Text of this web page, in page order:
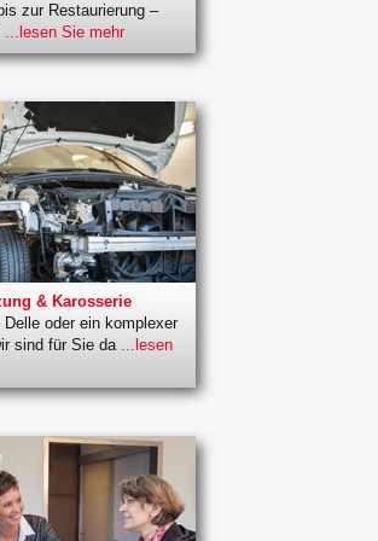
zur Restaurierung –
...lesen Sie mehr
& Karosserie
oder ein komplexer
sind für Sie da ...lesen